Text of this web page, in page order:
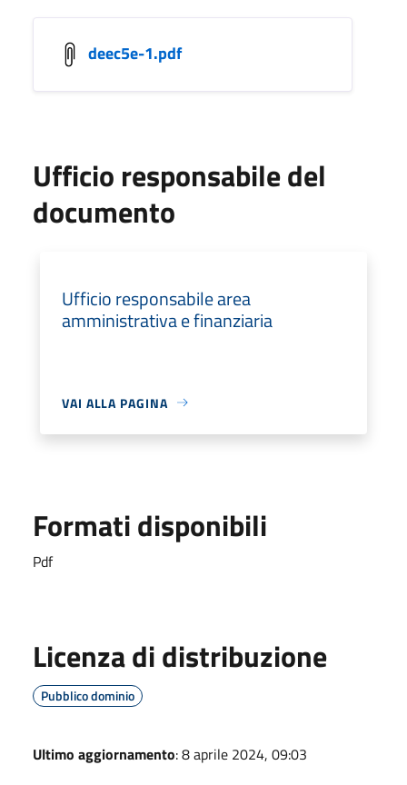
deec5e-1.pdf
Ufficio responsabile del
documento
Ufficio responsabile area
amministrativa e finanziaria
VAI ALLA PAGINA
Formati disponibili
Pdf
Licenza di distribuzione
Pubblico dominio
Ultimo aggiornamento: 8 aprile 2024, 09:03